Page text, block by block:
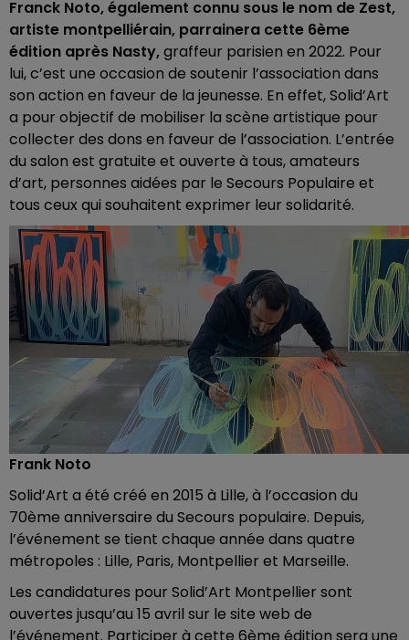
Franck Noto, également connu sous le nom de Zest,
artiste montpelliérain, parrainera cette 6ème
édition après Nasty,graffeur parisien en 2022. Pour
lui, c’est une occasion de soutenir l’association dans
son action en faveur de la jeunesse. En effet, Solid’Art
a pour objectif de mobiliser la scène artistique pour
collecter des dons en faveur de l’association. L’entrée
du salon est gratuite et ouverte à tous, amateurs
d’art, personnes aidées par le Secours Populaire et
tous ceux qui souhaitent exprimer leur solidarité.
Frank Noto
Solid’Art a été créé en 2015 à Lille, à l’occasion du
70ème anniversaire du Secours populaire. Depuis,
l’événement se tient chaque année dans quatre
métropoles : Lille, Paris, Montpellier et Marseille.
Les candidatures pour Solid’Art Montpellier sont
ouvertes jusqu’au 15 avril sur le site web de